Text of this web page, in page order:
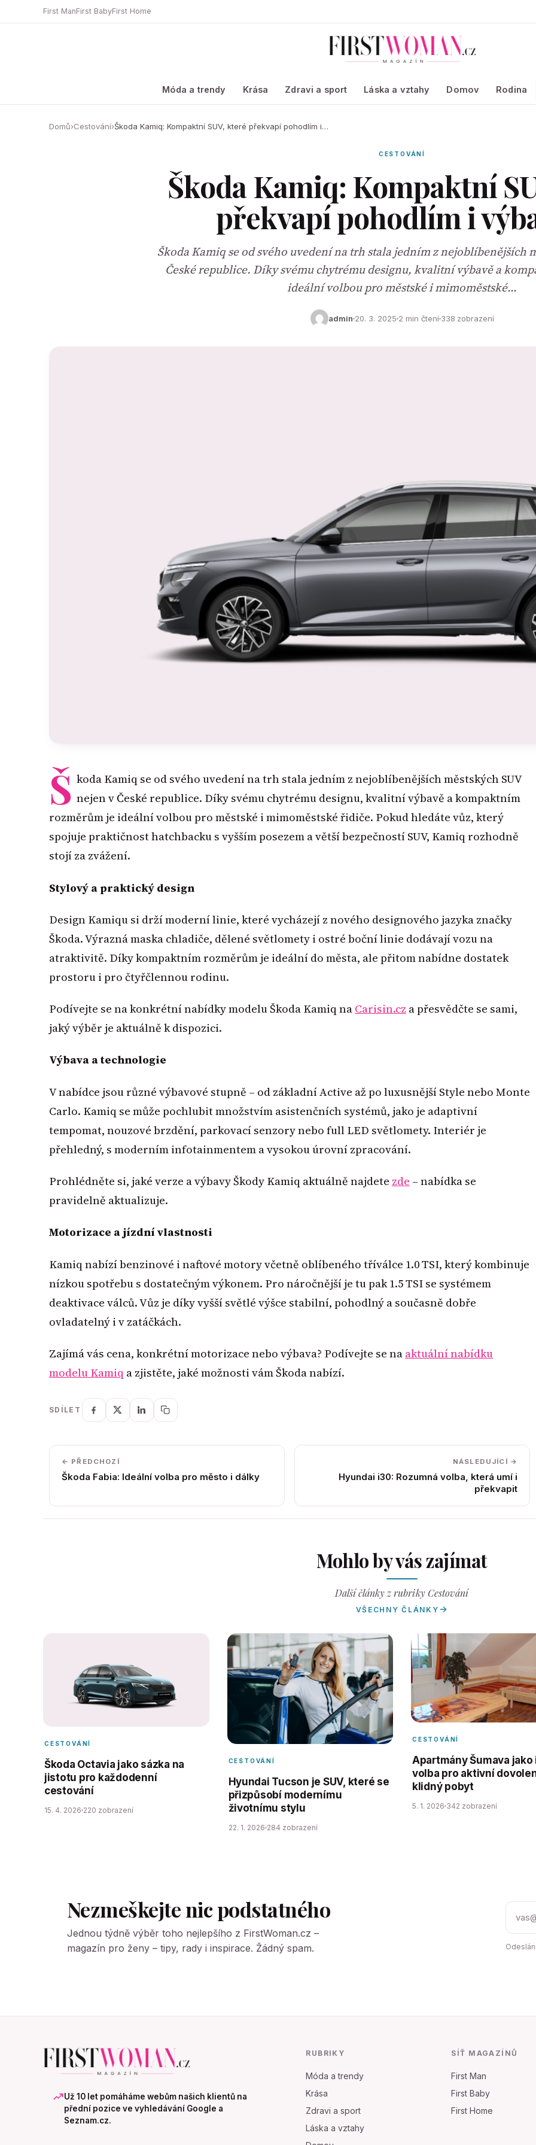
First ManFirst BabyFirst Home
Móda a trendy Krása Zdravi a sport Láska a vztahy Domov Rodina
Domů›Cestování›Škoda Kamiq: Kompaktní SUV, které překvapí pohodlím i…
CESTOVÁNÍ
Škoda Kamiq: Kompaktní
překvapí pohodlím i
Škoda Kamiq se od svého uvedení na trh stala jedním z nejoblíbenějších
České republice. Díky svému chytrému designu, kvalitní výbavě a
ideální volbou pro městské i mimoměstské…
admin 20. 3. 2025 2 min čtení338 zobrazení
Š koda Kamiq se od svého uvedení na trh stala jedním z nejoblíbenějších městských SUV
nejen v České republice. Díky svému chytrému designu, kvalitní výbavě a kompaktním
rozměrům je ideální volbou pro městské i mimoměstské řidiče. Pokud hledáte vůz, který
spojuje praktičnost hatchbacku s vyšším posezem a větší bezpečností SUV, Kamiq rozhodně
stojí za zvážení.
Stylový a praktický design
Design Kamiqu si drží moderní linie, které vycházejí z nového designového jazyka značky
Škoda. Výrazná maska chladiče, dělené světlomety i ostré boční linie dodávají vozu na
atraktivitě. Díky kompaktním rozměrům je ideální do města, ale přitom nabídne dostatek
prostoru i pro čtyřčlennou rodinu.
Podívejte se na konkrétní nabídky modelu Škoda Kamiq na Carisin.cz a přesvědčte se sami,
jaký výběr je aktuálně k dispozici.
Výbava a technologie
V nabídce jsou různé výbavové stupně – od základní Active až po luxusnější Style nebo Monte
Carlo. Kamiq se může pochlubit množstvím asistenčních systémů, jako je adaptivní
tempomat, nouzové brzdění, parkovací senzory nebo full LED světlomety. Interiér je
přehledný, s moderním infotainmentem a vysokou úrovní zpracování.
Prohlédněte si, jaké verze a výbavy Škody Kamiq aktuálně najdete zde – nabídka se
pravidelně aktualizuje.
Motorizace a jízdní vlastnosti
Kamiq nabízí benzinové i naftové motory včetně oblíbeného tříválce 1.0 TSI, který kombinuje
nízkou spotřebu s dostatečným výkonem. Pro náročnější je tu pak 1.5 TSI se systémem
deaktivace válců. Vůz je díky vyšší světlé výšce stabilní, pohodlný a současně dobře
ovladatelný i v zatáčkách.
Zajímá vás cena, konkrétní motorizace nebo výbava? Podívejte se na aktuální nabídku
modelu Kamiq a zjistěte, jaké možnosti vám Škoda nabízí.
SDÍLET
← PŘEDCHOZÍ
Škoda Fabia: Ideální volba pro město i dálky
NÁSLEDUJÍCÍ →
Hyundai i30: Rozumná volba, která umí i
překvapit
Mohlo by vás zajímat
Další články z rubriky Cestování
VŠECHNY ČLÁNKY
CESTOVÁNÍ
Škoda Octavia jako sázka na
jistotu pro každodenní
cestování
15. 4. 2026 220 zobrazení
CESTOVÁNÍ
Hyundai Tucson je SUV, které se
přizpůsobí modernímu
životnímu stylu
22. 1. 2026 284 zobrazení
CESTOVÁNÍ
Apartmány Šumava jako
volba pro aktivní
klidný pobyt
5. 1. 2026 342 zobrazení
Nezmeškejte nic podstatného
Jednou týdně výběr toho nejlepšího z FirstWoman.cz –
magazín pro ženy – tipy, rady i inspirace. Žádný spam.
Už 10 let pomáháme webům našich klientů na
přední pozice ve vyhledávání Google a
Seznam.cz.
RUBRIKY
Móda a trendy
Krása
Zdravi a sport
Láska a vztahy
SÍŤ MAGAZÍNŮ
First Man
First Baby
First Home